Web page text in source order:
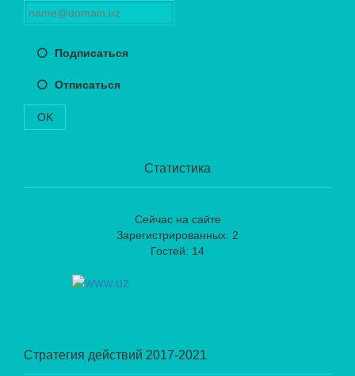
Подписаться
Отписаться
OK
Статистика
Сейчас на сайте
Зарегистрированных: 2
Гостей: 14
Стратегия действий 2017-2021